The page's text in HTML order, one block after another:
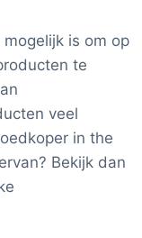
is om op
te
veel
in the
Bekijk dan